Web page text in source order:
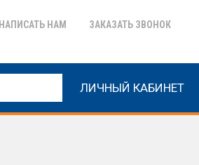
НАПИСАТЬ НАМ ЗАКАЗАТЬ ЗВОНОК
ЛИЧНЫЙ КАБИНЕТ